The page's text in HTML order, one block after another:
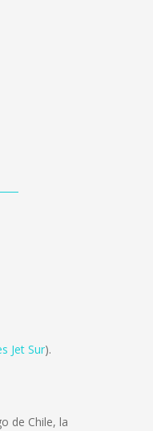
Jet Sur).
de Chile, la